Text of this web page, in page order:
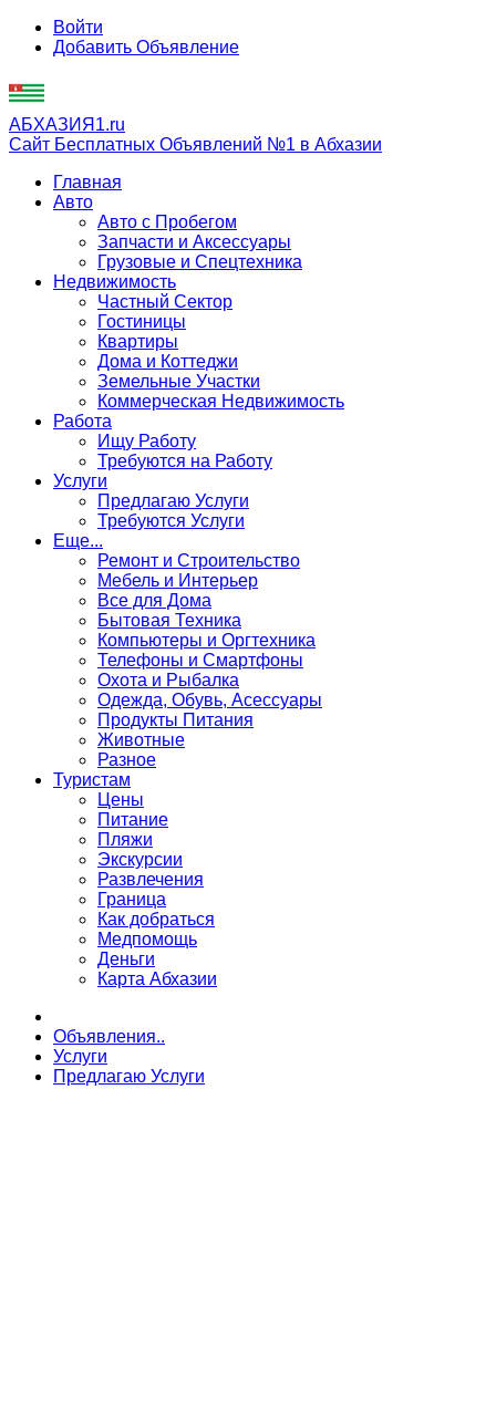
Войти
Добавить Объявление
АБХАЗИЯ1.ru
Сайт Бесплатных Объявлений №1 в Абхазии
Главная
Авто
Авто с Пробегом
Запчасти и Аксессуары
Грузовые и Спецтехника
Недвижимость
Частный Сектор
Гостиницы
Квартиры
Дома и Коттеджи
Земельные Участки
Коммерческая Недвижимость
Работа
Ищу Работу
Требуются на Работу
Услуги
Предлагаю Услуги
Требуются Услуги
Еще...
Ремонт и Строительство
Мебель и Интерьер
Все для Дома
Бытовая Техника
Компьютеры и Оргтехника
Телефоны и Смартфоны
Охота и Рыбалка
Одежда, Обувь, Асессуары
Продукты Питания
Животные
Разное
Туристам
Цены
Питание
Пляжи
Экскурсии
Развлечения
Граница
Как добраться
Медпомощь
Деньги
Карта Абхазии
Объявления..
Услуги
Предлагаю Услуги